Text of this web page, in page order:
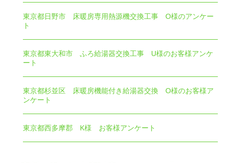
東京都日野市 床暖房専用熱源機交換工事 O様のアンケー
ト
東京都東大和市 ふろ給湯器交換工事 U様のお客様アンケ
ート
東京都杉並区 床暖房機能付き給湯器交換 O様のお客様ア
ンケート
東京都西多摩郡 K様 お客様アンケート